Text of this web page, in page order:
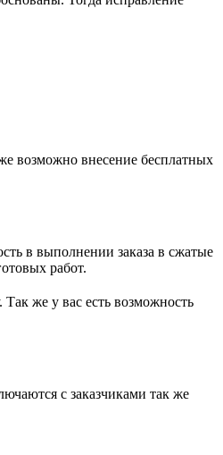
возможно внесение бесплатных
в выполнении заказа в сжатые
работ.
же у вас есть возможность
с заказчиками так же